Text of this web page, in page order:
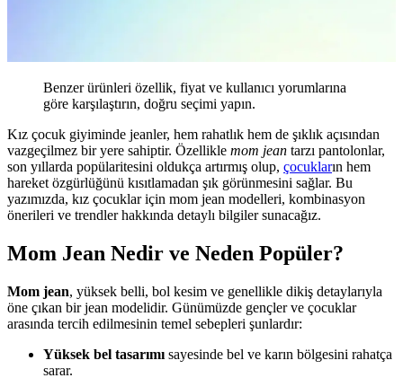
Benzer ürünleri özellik, fiyat ve kullanıcı yorumlarına
göre karşılaştırın, doğru seçimi yapın.
Kız çocuk giyiminde jeanler, hem rahatlık hem de şıklık açısından
vazgeçilmez bir yere sahiptir. Özellikle mom jean tarzı pantolonlar,
son yıllarda popülaritesini oldukça artırmış olup, çocukların hem
hareket özgürlüğünü kısıtlamadan şık görünmesini sağlar. Bu
yazımızda, kız çocuklar için mom jean modelleri, kombinasyon
önerileri ve trendler hakkında detaylı bilgiler sunacağız.
Mom Jean Nedir ve Neden Popüler?
Mom jean, yüksek belli, bol kesim ve genellikle dikiş detaylarıyla
öne çıkan bir jean modelidir. Günümüzde gençler ve çocuklar
arasında tercih edilmesinin temel sebepleri şunlardır:
Yüksek bel tasarımı sayesinde bel ve karın bölgesini rahatça
sarar.